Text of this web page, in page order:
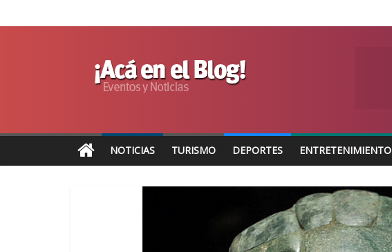
NOTICIAS TURISMO DEPORTES ENTRETENIMIENTO